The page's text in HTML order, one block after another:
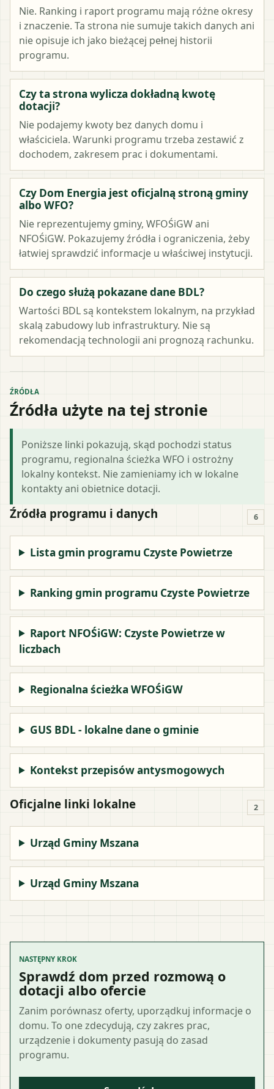
Nie. Ranking i raport programu mają różne okresy
i znaczenie. Ta strona nie sumuje takich danych ani
nie opisuje ich jako bieżącej pełnej historii
programu.
Czy ta strona wylicza dokładną kwotę
dotacji?
Nie podajemy kwoty bez danych domu i
właściciela. Warunki programu trzeba zestawić z
dochodem, zakresem prac i dokumentami.
Czy Dom Energia jest oficjalną stroną gminy
albo WFO?
Nie reprezentujemy gminy, WFOŚiGW ani
NFOŚiGW. Pokazujemy źródła i ograniczenia, żeby
łatwiej sprawdzić informacje u właściwej instytucji.
Do czego służą pokazane dane BDL?
Wartości BDL są kontekstem lokalnym, na przykład
skalą zabudowy lub infrastruktury. Nie są
rekomendacją technologii ani prognozą rachunku.
ŹRÓDŁA
Źródła użyte na tej stronie
Poniższe linki pokazują, skąd pochodzi status
programu, regionalna ścieżka WFO i ostrożny
lokalny kontekst. Nie zamieniamy ich w lokalne
kontakty ani obietnice dotacji.
Źródła programu i danych 6
Lista gmin programu Czyste Powietrze
Ranking gmin programu Czyste Powietrze
Raport NFOŚiGW: Czyste Powietrze w
liczbach
Regionalna ścieżka WFOŚiGW
GUS BDL - lokalne dane o gminie
Kontekst przepisów antysmogowych
Oficjalne linki lokalne 2
Urząd Gminy Mszana
Urząd Gminy Mszana
NASTĘPNY KROK
Sprawdź dom przed rozmową o
dotacji albo ofercie
Zanim porównasz oferty, uporządkuj informacje o
domu. To one zdecydują, czy zakres prac,
urządzenie i dokumenty pasują do zasad
programu.